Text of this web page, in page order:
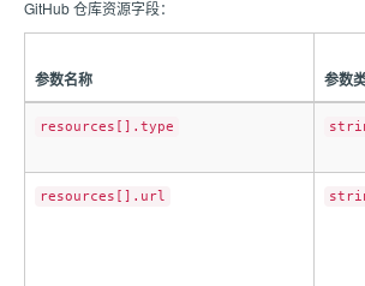
GitHub 仓库资源字段：
参数名称 参数
resources[].type
resources[].url